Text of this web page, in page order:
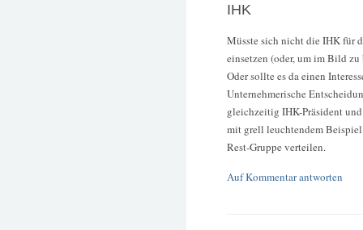
IHK
Müsste sich nicht die IHK für
einsetzen (oder, um im Bild
Oder sollte es da einen
Unternehmerische
gleichzeitig IHK-Präsident
mit grell leuchtendem
Rest-Gruppe verteilen.
Auf Kommentar antworten